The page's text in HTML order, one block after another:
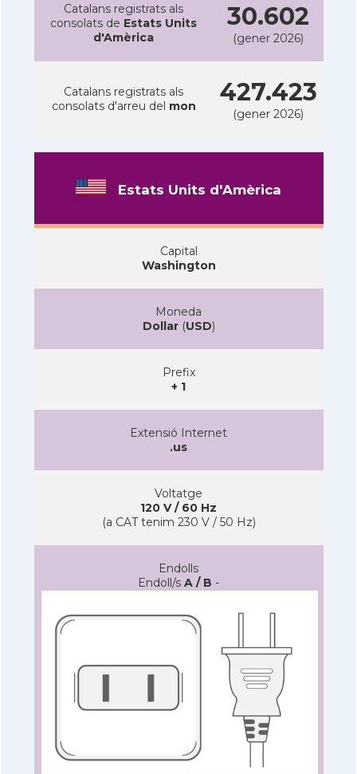
Catalans registrats als
consolats de Estats Units
d'Amèrica
30.602
(gener 2026)
Catalans registrats als
consolats d'arreu del mon 427.423
(gener 2026)
Estats Units d'Amèrica
Capital
Washington
Moneda
Dollar(USD)
Prefix
+ 1
Extensió Internet
.us
Voltatge
120 V / 60 Hz
(a CAT tenim 230 V / 50 Hz)
Endolls
Endoll/s A / B -